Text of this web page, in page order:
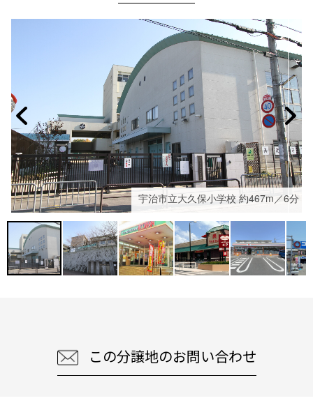
宇治市立大久保小学校 約467m／6分
この分譲地のお問い合わせ